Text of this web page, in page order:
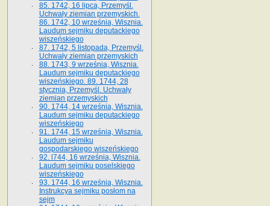
85. 1742, 16 lipca, Przemyśl.
Uchwały ziemian przemyskich.
86. 1742, 10 września, Wisznia.
Laudum sejmiku deputackiego
wiszeńskiego
87. 1742, 5 listopada, Przemyśl.
Uchwały ziemian przemyskich
88. 1743, 9 września, Wisznia.
Laudum sejmiku deputackiego
wiszeńskiego. 89. 1744, 28
stycznia, Przemyśl. Uchwały
ziemian przemyskich
90. 1744, 14 września, Wisznia.
Laudum sejmiku deputackiego
wiszeńskiego
91. 1744, 15 września, Wisznia.
Laudum sejmiku
gospodarskiego wiszeńskiego
92. l744, 16 września, Wisznia.
Laudum sejmiku poselskiego
wiszeńskiego
93. 1744, 16 września, Wisznia.
Instrukcya sejmiku posłom na
sejm